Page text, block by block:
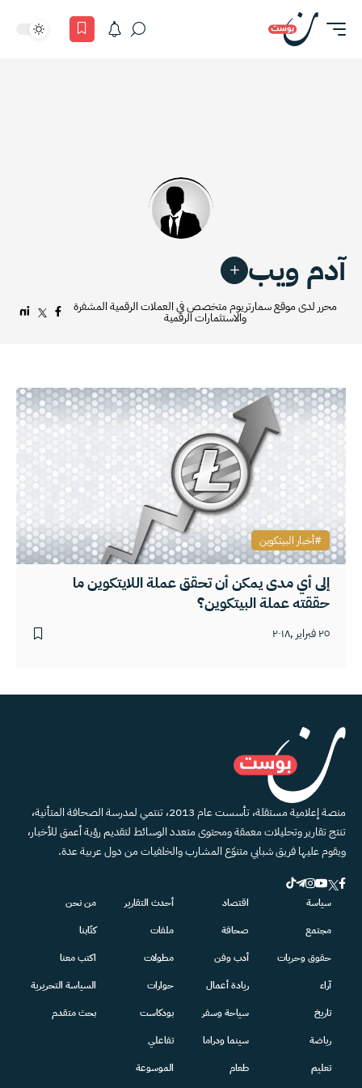
آدم ويب
محرر لدى موقع سمارتريوم متخصص في العملات الرقمية المشفرة
والاستثمارات الرقمية
إلى أي مدى يمكن أن تحقق عملة اللايتكوين ما
حققته عملة البيتكوين؟‎
٢٥ فبراير ,٢٠١٨
أخبار البيتكوين
منصة إعلامية مستقلة، تأسست عام 2013، تنتمي لمدرسة الصحافة المتأنية،
تنتج تقارير وتحليلات معمقة ومحتوى متعدد الوسائط لتقديم رؤية أعمق للأخبار،
ويقوم عليها فريق شبابي متنوّع المشارب والخلفيات من دول عربية عدة.
سياسة
مجتمع
حقوق وحريات
آراء
تاريخ
رياضة
تعليم
اقتصاد
صحافة
أدب وفن
ريادة أعمال
سياحة وسفر
سينما ودراما
طعام
أحدث التقارير
ملفات
مطولات
حوارات
بودكاست
تفاعلي
الموسوعة
من نحن
كتّابنا
اكتب معنا
السياسة التحريرية
بحث متقدم